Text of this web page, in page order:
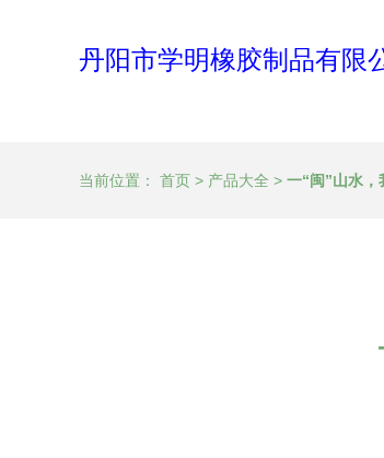
丹阳市学明橡胶制品有限
当前位置： 首页 > 产品大全 > 一“闽”山水